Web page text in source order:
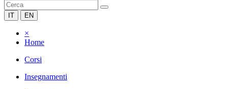
IT EN
×
Home
Corsi
Insegnamenti